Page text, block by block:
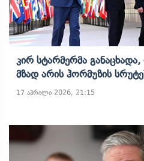
Კირ Სტარმერმა Განაცხადა,
Მზად Არის Ჰორმუზის
17 აპრილი 2026, 21:15